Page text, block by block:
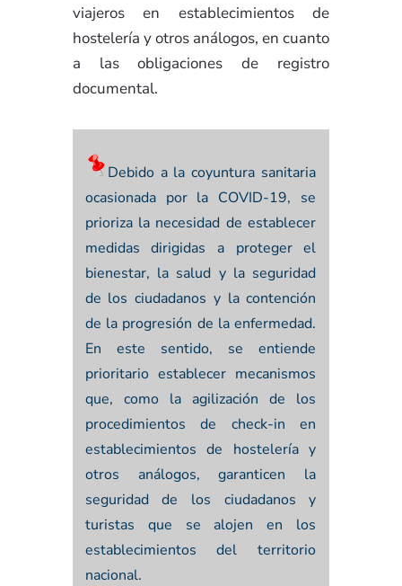
viajeros en establecimientos de
hostelería y otros análogos, en cuanto
a las obligaciones de registro
documental.
Debido a la coyuntura sanitaria
ocasionada por la COVID-19, se
prioriza la necesidad de establecer
medidas dirigidas a proteger el
bienestar, la salud y la seguridad
de los ciudadanos y la contención
de la progresión de la enfermedad.
En este sentido, se entiende
prioritario establecer mecanismos
que, como la agilización de los
procedimientos de check-in en
establecimientos de hostelería y
otros análogos, garanticen la
seguridad de los ciudadanos y
turistas que se alojen en los
establecimientos del territorio
nacional.